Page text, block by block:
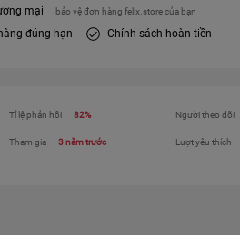
mại bảo vệ đơn hàng felix.store của bạn
đúng hạn Chính sách hoàn tiền
Tỉ lệ phản hồi 82%
Tham gia 3 năm trước
Người theo dõi
Lượt yêu thích